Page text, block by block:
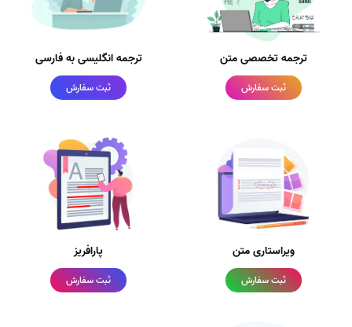
ترجمه تخصصی متن
ثبت سفارش
ترجمه انگلیسی به فارسی
ثبت سفارش
ویراستاری متن
ثبت سفارش
پارافریز
ثبت سفارش